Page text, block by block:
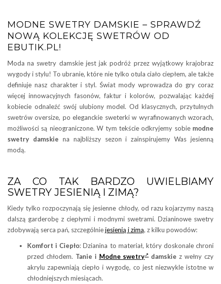
MODNE SWETRY DAMSKIE – SPRAWDŹ
NOWĄ KOLEKCJĘ SWETRÓW OD
EBUTIK.PL!
Moda na swetry damskie jest jak podróż przez wyjątkowy krajobraz
wygody i stylu! To ubranie, które nie tylko otula ciało ciepłem, ale także
definiuje nasz charakter i styl. Świat mody wprowadza do gry coraz
więcej innowacyjnych fasonów, faktur i kolorów, pozwalając każdej
kobiecie odnaleźć swój ulubiony model. Od klasycznych, przytulnych
swetrów oversize, po eleganckie sweterki w wyrafinowanych wzorach,
możliwości są nieograniczone. W tym tekście odkryjemy sobie modne
swetry damskie na najbliższy sezon i zainspirujemy Was jesienną
modą.
ZA CO TAK BARDZO UWIELBIAMY
SWETRY JESIENIĄ I ZIMĄ?
Kiedy tylko rozpoczynają się jesienne chłody, od razu kojarzymy naszą
dalszą garderobę z ciepłymi i modnymi swetrami. Dzianinowe swetry
zdobywają serca pań, szczególniejesienią i zimą, z kilku powodów:
Komfort i Ciepło: Dzianina to materiał, który doskonale chroni
przed chłodem. Tanie i Modne swetry damskie z wełny czy
akrylu zapewniają ciepło i wygodę, co jest niezwykle istotne w
chłodniejszych miesiącach.